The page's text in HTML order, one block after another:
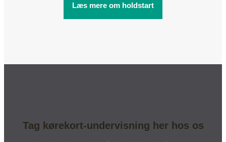
Læs mere om holdstart
Tag kørekort-undervisning her hos os